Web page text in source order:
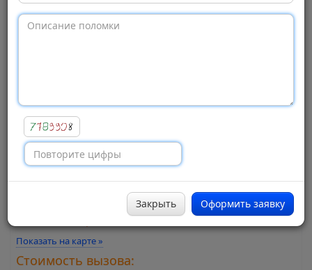
Адрес:
Щербаковская улица, 44а
Город:
Москва
Семеновская
Показать на карте »
Стоимость вызова:
Закрыть Оформить заявку